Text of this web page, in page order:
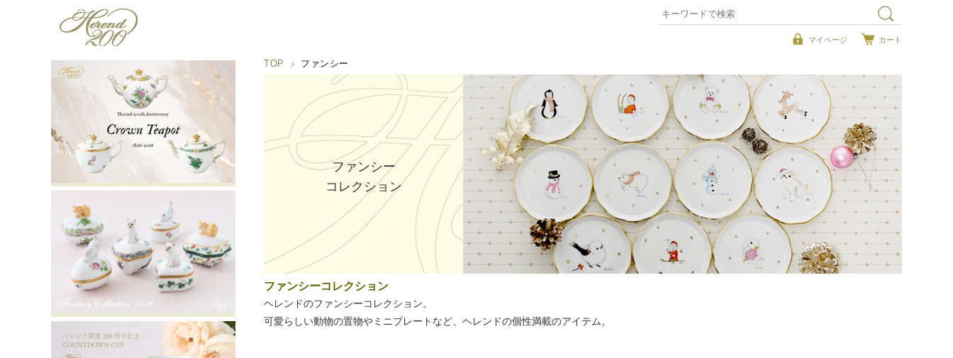
マイページ カート
TOP ファンシー
ファンシー
コレクション
ファンシーコレクション
ヘレンドのファンシーコレクション。
可愛らしい動物の置物やミニプレートなど、ヘレンドの個性満載のアイテム。